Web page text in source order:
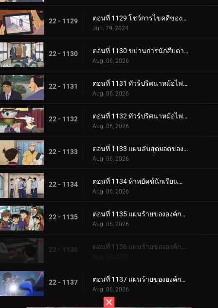
22 - 1129 ตอนที่ 1129 โชว์การไขคดีของคุโด้ ยูซากุ (ภาคจบ)
Jun. 29, 2024
22 - 1130 ตอนที่ 1130 ขบวนการนักสืบตามล่าโจรวิ่งราว
Aug. 06, 2026
22 - 1131 ตอนที่ 1131 ทัวร์ปริศนาหม้อไฟเท็ตจิริ (ภาคท่าเรือโมจิ-โคคุระ)
Aug. 06, 2026
22 - 1132 ตอนที่ 1132 ทัวร์ปริศนาหม้อไฟเท็ตจิริ (ภาคชิโมโนเซกิ)
Aug. 06, 2026
22 - 1133 ตอนที่ 1133 แผนลับสุดยอดของประธานผู้มีเสน่ห์
Aug. 06, 2026
22 - 1134 ตอนที่ 1134 ห้าพยัคฆ์นักเรียนตำรวจ Wild Police Story CASE.ฟุรุยะ เรย์
Aug. 06, 2026
22 - 1135 ตอนที่ 1135 แผนร้ายขององค์กรชุดดำ (ภาค ล่า)
Aug. 06, 2026
22 - 1136 ตอนที่ 1136 แผนร้ายขององค์กรชุดดำ (ภาค ขึ้นฝั่ง)
Aug. 06, 2026
22 - 1137 ตอนที่ 1137 แผนร้ายขององค์กรชุดดำ (ภาค ตัวจริง)
Aug. 06, 2026